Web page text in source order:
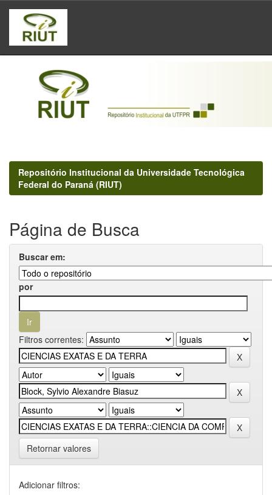
Skip
navigation
Repositório Institucional da Universidade Tecnológica
Federal do Paraná (RIUT)
Página de Busca
Buscar em:
por
Filtros correntes:
Retornar valores
Adicionar filtros: